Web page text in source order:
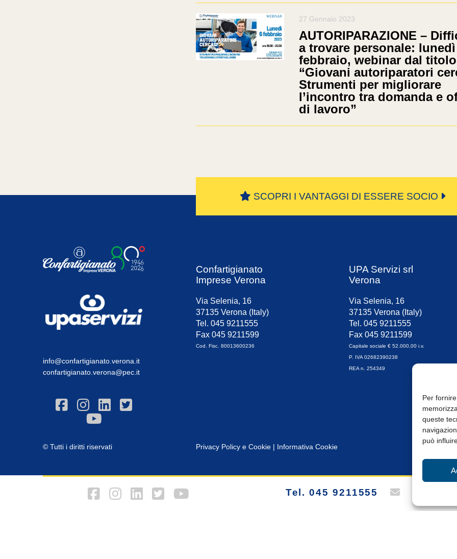
Per
queste
può
27 Gennaio 2023
AUTORIPARAZIONE –
a trovare personale:
febbraio, webinar dal titolo
“Giovani autoriparatori
Strumenti per migliorare
l’incontro tra domanda e
di lavoro”
SCOPRI I VANTAGGI DI ESSERE SOCIO
info@confartigianato.verona.it
confartigianato.verona@pec.it
Confartigianato
Imprese Verona
Via Selenia, 16
37135 Verona (Italy)
Tel. 045 9211555
Fax 045 9211599
Cod. Fisc. 80013600236
UPA Servizi srl
Verona
Via Selenia, 16
37135 Verona (Italy)
Tel. 045 9211555
Fax 045 9211599
Capitale sociale € 52.000,00 i.v.
P. IVA 02682390238
REA n. 254349
© Tutti i diritti riservati Privacy Policy e Cookie | Informativa Cookie
Tel. 045 9211555